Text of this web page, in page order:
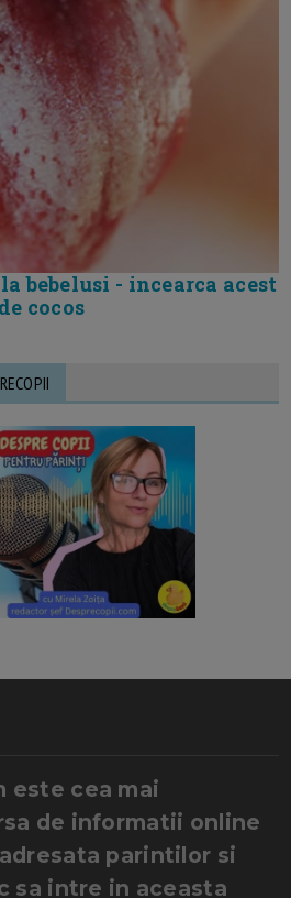
bebelusi - incearca acest
cocos
este cea mai
de informatii online
parintilor si
sa intre in aceasta